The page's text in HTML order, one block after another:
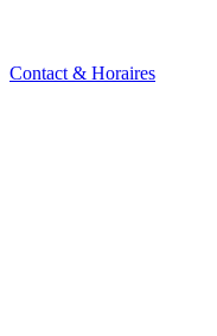
Contact & Horaires